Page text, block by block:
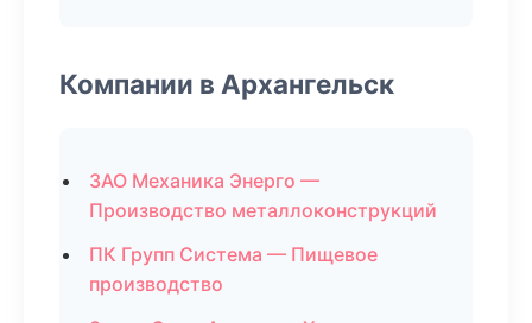
Компании в Архангельск
ЗАО Механика Энерго —
Производство металлоконструкций
ПК Групп Система — Пищевое
производство